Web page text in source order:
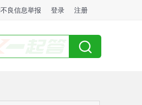
良信息举报 登录 注册